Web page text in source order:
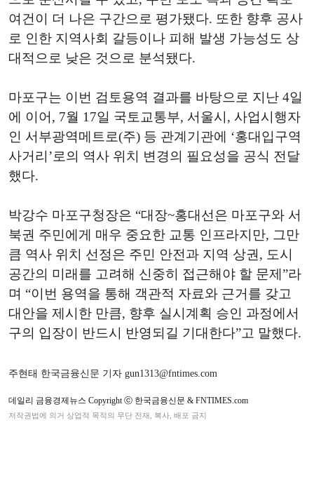
여건이 더 나은 구간으로 평가됐다. 또한 향후 공사
로 인한 지역사회 갈등이나 피해 발생 가능성도 상
대적으로 낮은 것으로 분석됐다.
마포구는 이번 검토용역 결과를 바탕으로 지난 4일
에 이어, 7월 17일 국토교통부, 서울시, 사업시행자
인 서부광역메트로(주) 등 관계기관에 ‘홍대입구역
사거리’로의 역사 위치 변경의 필요성을 공식 전달
했다.
박강수 마포구청장은 “대장~홍대선은 마포구와 서
북권 주민에게 매우 중요한 교통 인프라지만, 그만
큼 역사 위치 선정은 주민 안전과 지역 상권, 도시
공간의 미래를 고려해 신중히 접근해야 할 문제”라
며 “이번 용역을 통해 객관적 자료와 근거를 갖고
대안을 제시한 만큼, 향후 실시계획 승인 과정에서
구의 입장이 반드시 반영되길 기대한다”고 말했다.
주현태 한국금융신문 기자 gun1313@fntimes.com
데일리 금융경제뉴스 Copyright ⓒ 한국금융신문 & FNTIMES.com
저작권법에 의거 상업적 목적의 무단 전재, 복사, 배포 금지